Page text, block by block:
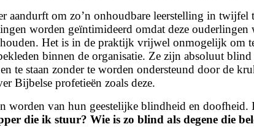
aandurft om zo’n onhoudbare leerstelling in
worden geïntimideerd omdat deze
Het is in de praktijk vrijwel onmogelijk om
binnen de organisatie. Ze zijn absoluut
te staan zonder te worden ondersteund door de
Bijbelse profetieën zoals deze.
worden van hun geestelijke blindheid en
die ik stuur? Wie is zo blind als degene die